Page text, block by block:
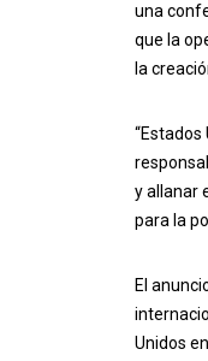
una
que la
la
y allanar
para la
El
Unidos